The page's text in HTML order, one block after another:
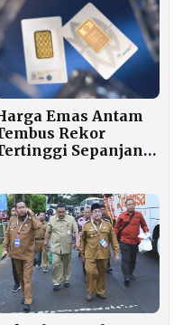
Emas Antam
Rekor
Sepanjang